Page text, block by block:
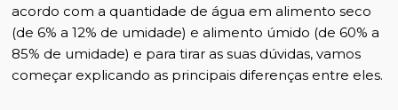
acordo com a quantidade de água em alimento seco
(de 6% a 12% de umidade) e alimento úmido (de 60% a
85% de umidade) e para tirar as suas dúvidas, vamos
começar explicando as principais diferenças entre eles.